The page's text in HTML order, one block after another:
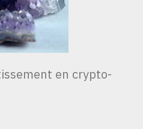
en crypto-